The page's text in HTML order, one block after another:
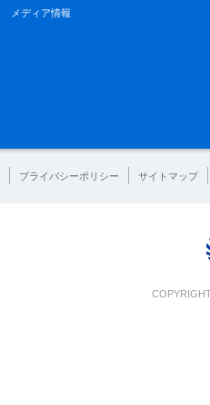
メディア情報
プライバシーポリシー サイトマップ